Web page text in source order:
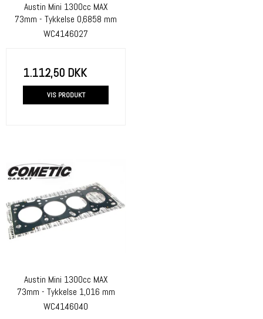
Austin Mini 1300cc MAX
73mm - Tykkelse 0,6858 mm
WC4146027
1.112,50 DKK
VIS PRODUKT
Austin Mini 1300cc MAX
73mm - Tykkelse 1,016 mm
WC4146040